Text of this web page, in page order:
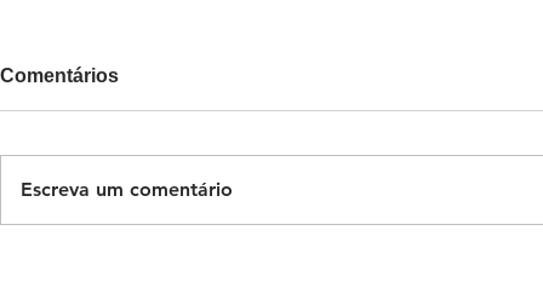
Comentários
Escreva um comentário